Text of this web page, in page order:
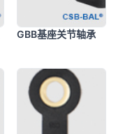
GBB基座关节轴承